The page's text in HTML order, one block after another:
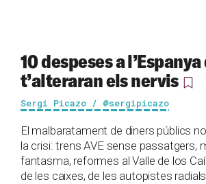
10 despeses a
t’alteraran els nervis
Sergi Picazo / @sergipicazo
El malbaratament de diners públics
la crisi: trens AVE sense passatgers,
fantasma, reformes al Valle de los
de les caixes, de les autopistes